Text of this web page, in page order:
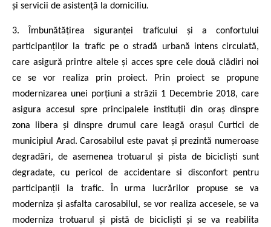
și servicii de asistență la domiciliu.
3. Îmbunătățirea siguranței traficului și a confortului
participanților la trafic pe o stradă urbană intens circulată,
care asigură printre altele și acces spre cele două clădiri noi
ce se vor realiza prin proiect. Prin proiect se propune
modernizarea unei porțiuni a străzii 1 Decembrie 2018, care
asigura accesul spre principalele instituții din oraș dinspre
zona libera și dinspre drumul care leagă orașul Curtici de
municipiul Arad. Carosabilul este pavat și prezintă numeroase
degradări, de asemenea trotuarul și pista de bicicliști sunt
degradate, cu pericol de accidentare si disconfort pentru
participanții la trafic. În urma lucrărilor propuse se va
moderniza și asfalta carosabilul, se vor realiza accesele, se va
moderniza trotuarul și pistă de bicicliști și se va reabilita